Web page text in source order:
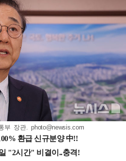
부 장관.photo@newsis.com